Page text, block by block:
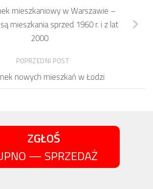
mieszkaniowy w Warszawie –
mieszkania sprzed 1960 r. i z lat
2000
POPRZEDNI POST
nowych mieszkań w Łodzi
ZGŁOŚ
— SPRZEDAŻ